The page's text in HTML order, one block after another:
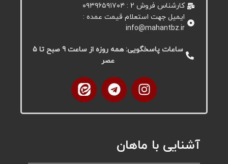
کارشناس فروش 2 : ۰۹۳۹۶۵۹۱۷۰۴
ایمیل جهت استعلام قیمت عمده :
info@mahantbz.ir
ساعات پاسخگویی: همه روزه از ساعت 9 صبح تا 5
عصر
آشنایی با ماهان